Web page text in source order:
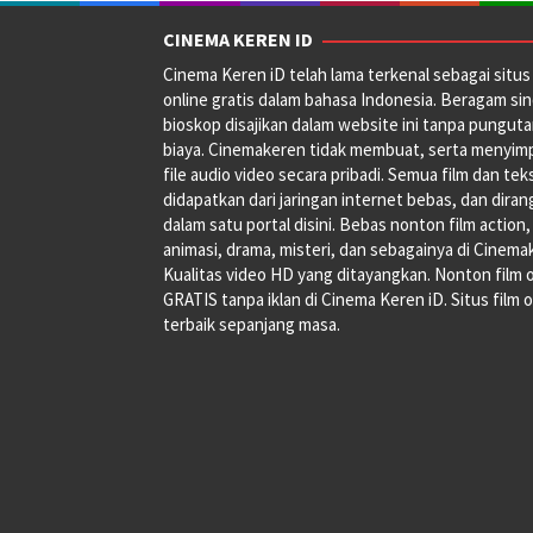
CINEMA KEREN ID
Cinema Keren iD telah lama terkenal sebagai
online gratis dalam bahasa Indonesia. Beragam
bioskop disajikan dalam website ini tanpa
biaya. Cinemakeren tidak membuat, serta
file audio video secara pribadi. Semua film dan
didapatkan dari jaringan internet bebas, dan
dalam satu portal disini. Bebas nonton film action,
animasi, drama, misteri, dan sebagainya di
Kualitas video HD yang ditayangkan. Nonton film
GRATIS tanpa iklan di Cinema Keren iD. Situs film
terbaik sepanjang masa.